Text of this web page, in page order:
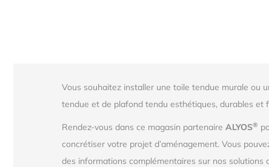
Vous souhaitez installer une toile tendue murale ou
tendue et de plafond tendu esthétiques, durables
Rendez-vous dans ce magasin partenaire ALYOS®
concrétiser votre projet d’aménagement. Vous
des informations complémentaires sur nos